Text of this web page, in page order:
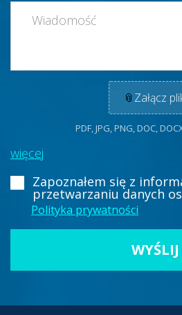
📎 Załącz
PDF, JPG, PNG, DOC,
więcej
Zapoznałem się z
przetwarzaniu danych
Polityka prywatności